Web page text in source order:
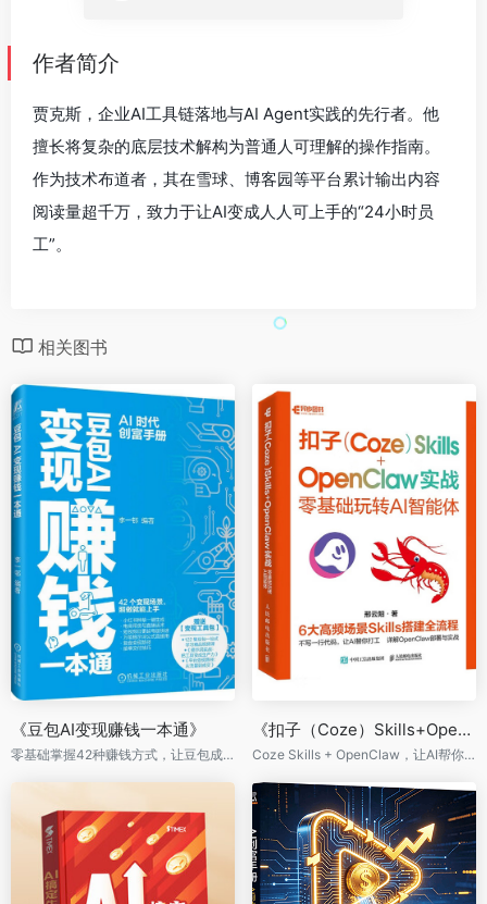
作者简介
贾克斯，企业AI工具链落地与AI Agent实践的先行者。他
擅长将复杂的底层技术解构为普通人可理解的操作指南。
作为技术布道者，其在雪球、博客园等平台累计输出内容
阅读量超千万，致力于让AI变成人人可上手的“24小时员
工”。
相关图书
《豆包AI变现赚钱一本通》
零基础掌握42种赚钱方式，让豆包成为你的赚钱工具
《扣子（Coze）Skills+OpenClaw 实战：零基础玩转AI智能体》
Coze Skills + OpenClaw，让AI帮你全自动干活